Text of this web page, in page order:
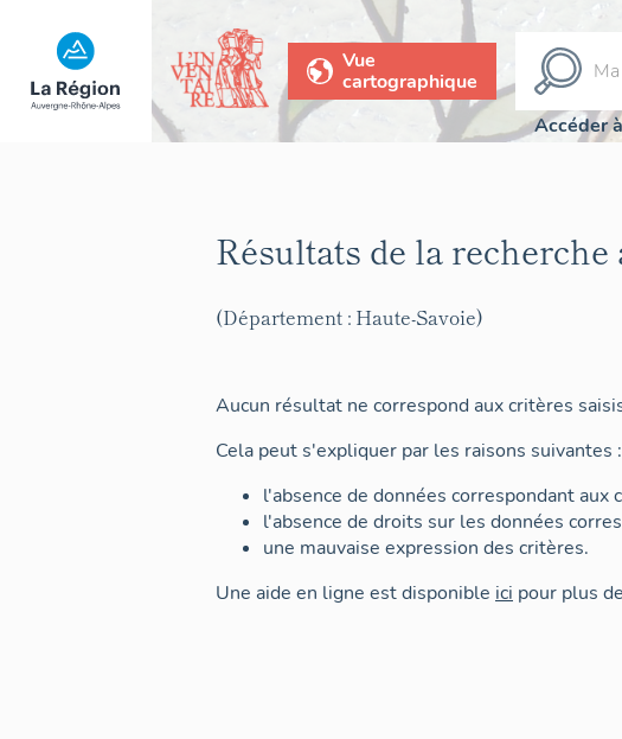
Vue
cartographique
Accéder
Résultats de la recherche
(Département : Haute-Savoie)
Aucun résultat ne correspond aux critères
Cela peut s'expliquer par les raisons suivantes :
l'absence de données correspondant aux
l'absence de droits sur les données
une mauvaise expression des critères.
Une aide en ligne est disponible ici pour plus